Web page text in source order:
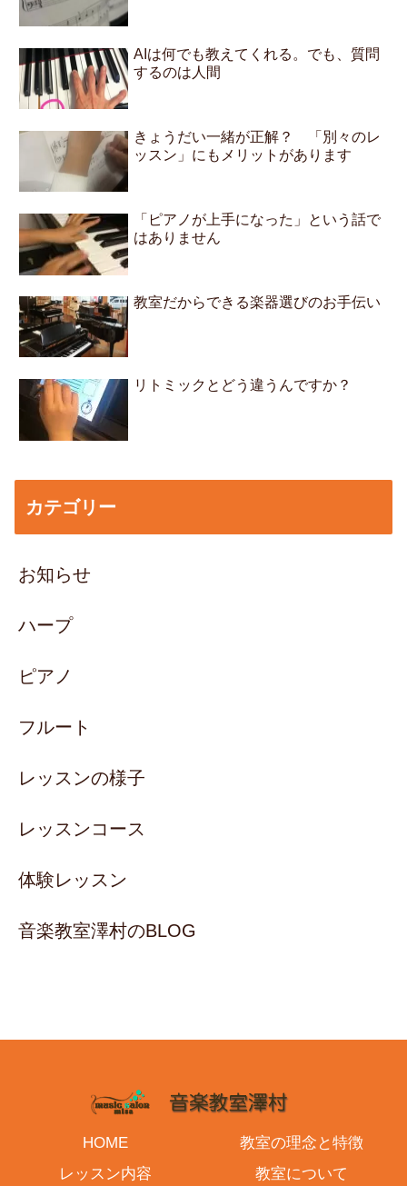
AIは何でも教えてくれる。でも、質問
するのは人間
きょうだい一緒が正解？ 「別々のレ
ッスン」にもメリットがあります
「ピアノが上手になった」という話で
はありません
教室だからできる楽器選びのお手伝い
リトミックとどう違うんですか？
カテゴリー
お知らせ
ハープ
ピアノ
フルート
レッスンの様子
レッスンコース
体験レッスン
音楽教室澤村のBLOG
HOME
教室の理念と特徴
レッスン内容
教室について